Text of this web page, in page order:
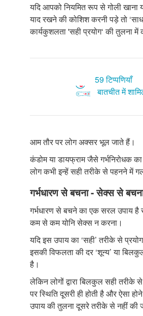
यदि आपको नियमित रूप से गोली खाना
याद रखने की कोशिश करनी पड़े तो
कार्यकुशलता 'सही प्रयोग‘ की तुलना में
59 टिप्पणियाँ
बातचीत में
आम तौर पर लोग अक्सर भूल जाते हैं।
कंडोम या डायफ्राम जैसे गर्भनिरोधक
लोग कभी इन्हें सही तरीके से पहनने में
गर्भधारण से बचना - सेक्स से
गर्भधारण से बचने का एक सरल उपाय है
कम से कम योनि सेक्स न करना।
यदि इस उपाय का ‘सही’ तरीके से
इसकी विफलता की दर ‘शून्य’ या
है।
लेकिन लोगों द्वारा बिलकुल सही तरीके
पर स्थिति दूसरी ही होती है और ऐसा
उपाय की तुलना दूसरे तरीके से नहीं की